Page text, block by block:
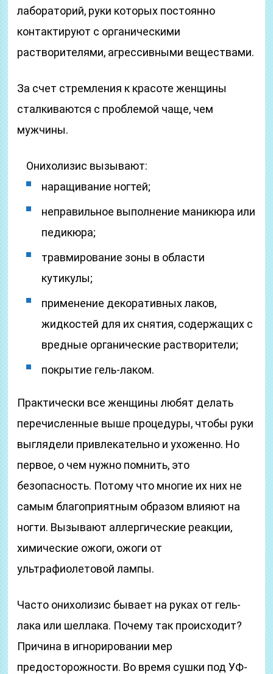
лабораторий, руки которых постоянно
контактируют с органическими
растворителями, агрессивными веществами.
За счет стремления к красоте женщины
сталкиваются с проблемой чаще, чем
мужчины.
Онихолизис вызывают:
наращивание ногтей;
неправильное выполнение маникюра или
педикюра;
травмирование зоны в области
кутикулы;
применение декоративных лаков,
жидкостей для их снятия, содержащих с
вредные органические растворители;
покрытие гель-лаком.
Практически все женщины любят делать
перечисленные выше процедуры, чтобы руки
выглядели привлекательно и ухоженно. Но
первое, о чем нужно помнить, это
безопасность. Потому что многие их них не
самым благоприятным образом влияют на
ногти. Вызывают аллергические реакции,
химические ожоги, ожоги от
ультрафиолетовой лампы.
Часто онихолизис бывает на руках от гель-
лака или шеллака. Почему так происходит?
Причина в игнорировании мер
предосторожности. Во время сушки под УФ-